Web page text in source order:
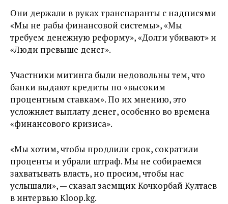
Они держали в руках транспаранты с надписями
«Мы не рабы финансовой системы», «Мы
требуем денежную реформу», «Долги убивают» и
«Люди превыше денег».
Участники митинга были недовольны тем, что
банки выдают кредиты по «высоким
процентным ставкам». По их мнению, это
усложняет выплату денег, особенно во времена
«финансового кризиса».
«Мы хотим, чтобы продлили срок, сократили
проценты и убрали штраф. Мы не собираемся
захватывать власть, но просим, чтобы нас
услышали», — сказал заемщик Кочкорбай Култаев
в интервью Kloop.kg.